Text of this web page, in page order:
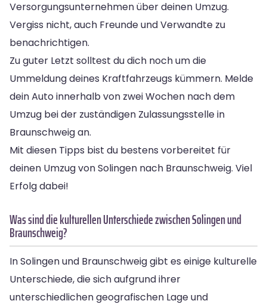
Versorgungsunternehmen über deinen Umzug.
Vergiss nicht, auch Freunde und Verwandte zu
benachrichtigen.
Zu guter Letzt solltest du dich noch um die
Ummeldung deines Kraftfahrzeugs kümmern. Melde
dein Auto innerhalb von zwei Wochen nach dem
Umzug bei der zuständigen Zulassungsstelle in
Braunschweig an.
Mit diesen Tipps bist du bestens vorbereitet für
deinen Umzug von Solingen nach Braunschweig. Viel
Erfolg dabei!
Was sind die kulturellen Unterschiede zwischen Solingen und
Braunschweig?
In Solingen und Braunschweig gibt es einige kulturelle
Unterschiede, die sich aufgrund ihrer
unterschiedlichen geografischen Lage und